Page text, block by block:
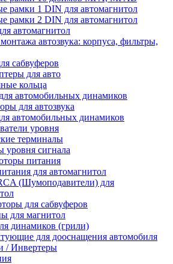
рамки 1 DIN для автомагнитол
рамки 2 DIN для автомагнитол
автомагнитол
автозвука: корпуса, фильтры,
сабвуферов
для авто
кольца
автомобильных динамиков
для автозвука
автомобильных динамиков
уровня
терминалы
уровня сигнала
питания
для автомагнитол
(Шумоподавители) для
для сабвуферов
для магнитол
динамиков (грили)
для дооснащения автомобиля
/ Инвертеры